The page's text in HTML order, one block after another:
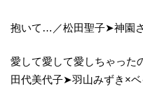
抱いて…／松田聖子➤神園
愛して愛して愛しちゃった
田代美代子➤羽山みずき×